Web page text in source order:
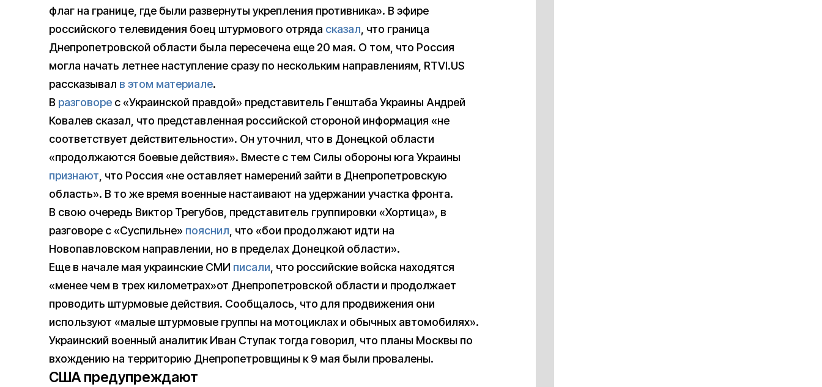
флаг на границе, где были развернуты укрепления противника». В эфире
российского телевидения боец штурмового отряда сказал, что граница
Днепропетровской области была пересечена еще 20 мая. О том, что Россия
могла начать летнее наступление сразу по нескольким направлениям, RTVI.US
рассказывал в этом материале.
В разговоре с «Украинской правдой» представитель Генштаба Украины Андрей
Ковалев сказал, что представленная российской стороной информация «не
соответствует действительности». Он уточнил, что в Донецкой области
«продолжаются боевые действия». Вместе с тем Силы обороны юга Украины
признают, что Россия «не оставляет намерений зайти в Днепропетровскую
область». В то же время военные настаивают на удержании участка фронта.
В свою очередь Виктор Трегубов, представитель группировки «Хортица», в
разговоре с «Суспильне» пояснил, что «бои продолжают идти на
Новопавловском направлении, но в пределах Донецкой области».
Еще в начале мая украинские СМИ писали, что российские войска находятся
«менее чем в трех километрах»от Днепропетровской области и продолжает
проводить штурмовые действия. Сообщалось, что для продвижения они
используют «малые штурмовые группы на мотоциклах и обычных автомобилях».
Украинский военный аналитик Иван Ступак тогда говорил, что планы Москвы по
вхождению на территорию Днепропетровщины к 9 мая были провалены.
США предупреждают